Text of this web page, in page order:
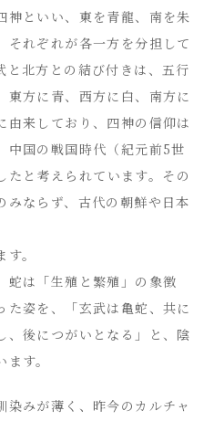
神といい、東を青龍、南を朱
それぞれが各一方を分担して
と北方との結び付きは、五行
東方に青、西方に白、南方に
由来しており、四神の信仰は
中国の戦国時代（紀元前5世
と考えられています。その
みならず、古代の朝鮮や日本
。
蛇は「生殖と繁殖」の象徴
た姿を、「玄武は亀蛇、共に
、後につがいとなる」と、陰
す。
染みが薄く、昨今のカルチャ